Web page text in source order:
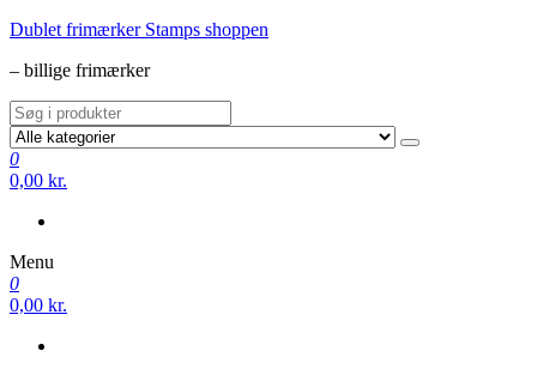
Videre
indhold
Dublet frimærker Stamps shoppen
– billige frimærker
0
0,00 kr.
Menu
0
0,00 kr.